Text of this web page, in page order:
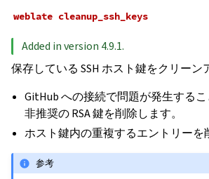
weblate cleanup_ssh_keys
Added in version 4.9.1.
保存している SSH ホスト鍵をクリーン
GitHub への接続で問題が発生する
非推奨の RSA 鍵を削除します。
ホスト鍵内の重複するエントリーを
参考